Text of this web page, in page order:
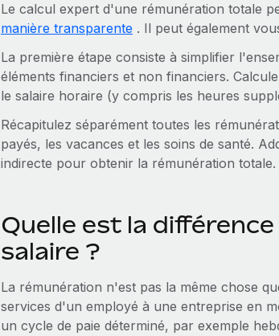
Le calcul expert d'une rémunération totale
manière transparente . Il peut également
La première étape consiste à simplifier
éléments financiers et non financiers.
le salaire horaire (y compris les heures
Récapitulez séparément toutes les
payés, les vacances et les soins de santé.
indirecte pour obtenir la rémunération totale.
Quelle est la
salaire ?
La rémunération n'est pas la même chose
services d'un employé à une entreprise en
un cycle de paie déterminé, par exemple